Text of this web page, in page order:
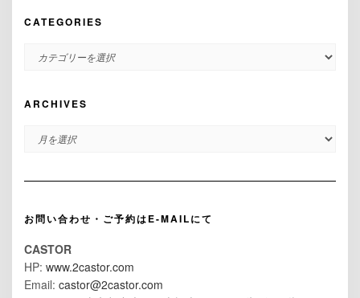
CATEGORIES
CATEGORIES
ARCHIVES
ARCHIVES
お問い合わせ・ご予約はE-MAILにて
CASTOR
HP: www.2castor.com
Email: castor@2castor.com